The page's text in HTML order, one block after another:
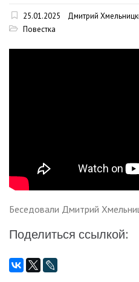
25.01.2025 Дмитрий
Повестка
Беседовали Дмитрий
Поделиться ссылкой: